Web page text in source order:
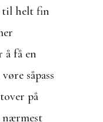
til helt fin
få en
såpass
på
nærmest